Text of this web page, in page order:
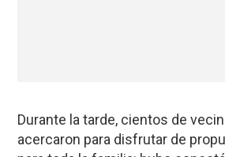
Durante la tarde, cientos de
acercaron para disfrutar de